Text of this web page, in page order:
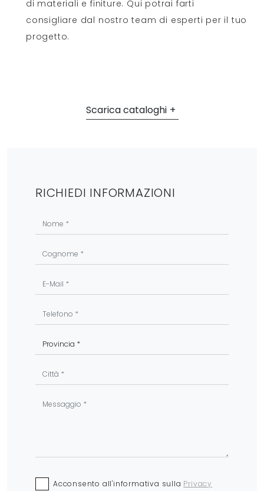
di materiali e finiture. Qui potrai farti
consigliare dal nostro team di esperti per il tuo
progetto.
Scarica cataloghi
RICHIEDI INFORMAZIONI
Acconsento all'informativa sulla Privacy